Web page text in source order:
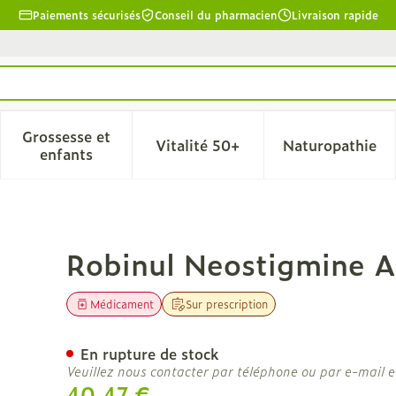
Paiements sécurisés Conseil du pharmacien Livraison rapide
Beauté, soins et hygiène
sous-menu pour la catégorie Régime, alimentation &
Grossesse et
enfantsAfficher le sous-menu pour la catégorie
Vitalité 50+Afficher le sous-menu pour
Naturopathie
Afficher
10x1mlRobinul Neostigmine
Sur prescription
Médicament
En rupture de stock
Veuillez nous contacter par téléphone ou par e-mail